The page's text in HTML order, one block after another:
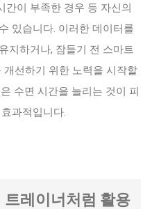
간이 부족한 경우 등 자신의
있습니다. 이러한 데이터를
지하거나, 잠들기 전 스마트
선하기 위한 노력을 시작할
수면 시간을 늘리는 것이 피
과적입니다.
트레이너처럼 활용